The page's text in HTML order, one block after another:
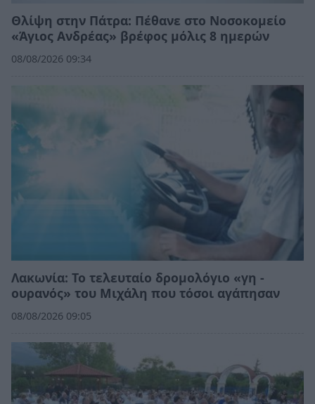
Θλίψη στην Πάτρα: Πέθανε στο Νοσοκομείο
«Άγιος Ανδρέας» βρέφος μόλις 8 ημερών
08/08/2026 09:34
Λακωνία: Το τελευταίο δρομολόγιο «γη -
ουρανός» του Μιχάλη που τόσοι αγάπησαν
08/08/2026 09:05